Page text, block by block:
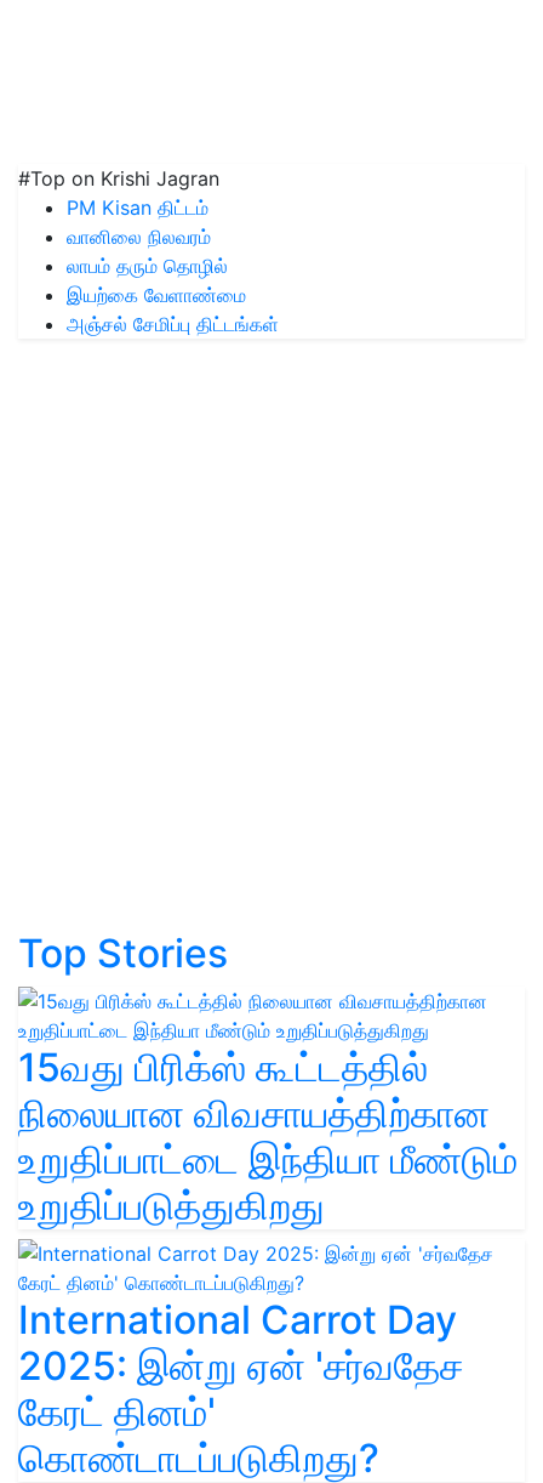
#Top on Krishi Jagran
PM Kisan திட்டம்
வானிலை நிலவரம்
லாபம் தரும் தொழில்
இயற்கை வேளாண்மை
அஞ்சல் சேமிப்பு திட்டங்கள்
Top Stories
15வது பிரிக்ஸ் கூட்டத்தில்
நிலையான விவசாயத்திற்கான
உறுதிப்பாட்டை இந்தியா மீண்டும்
உறுதிப்படுத்துகிறது
International Carrot Day
2025: இன்று ஏன் 'சர்வதேச
கேரட் தினம்'
கொண்டாடப்படுகிறது?